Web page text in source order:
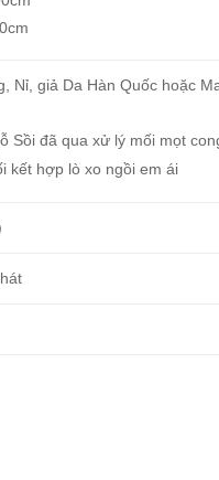
Nỉ, giả Da Hàn Quốc hoặc
Sồi đã qua xử lý mối mọt
kết hợp lò xo ngồi em ái